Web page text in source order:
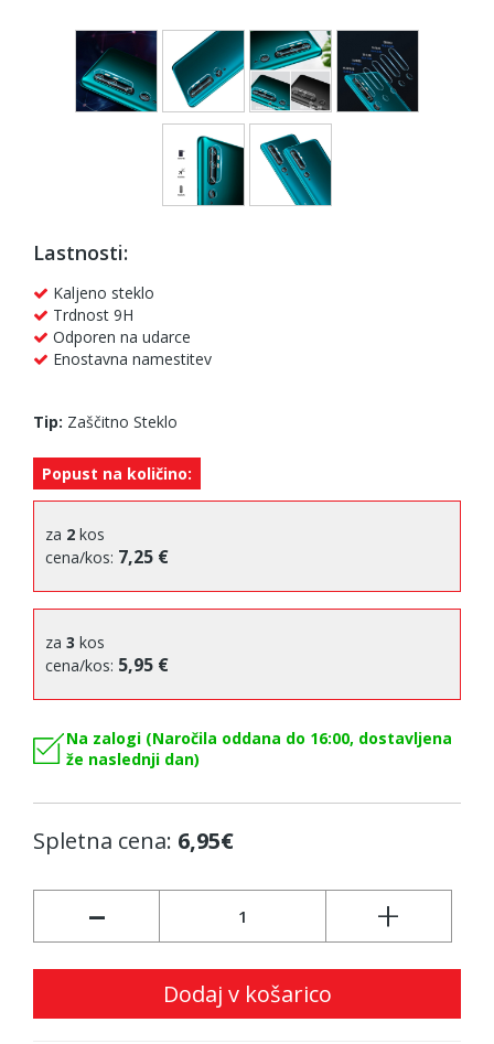
Lastnosti:
Kaljeno steklo
Trdnost 9H
Odporen na udarce
Enostavna namestitev
Tip: Zaščitno Steklo
Popust na količino:
za 2 kos
cena/kos: 7,25 €
za 3 kos
cena/kos: 5,95 €
Na zalogi (Naročila oddana do 16:00, dostavljena
že naslednji dan)
Spletna cena: 6,95€
- +
Dodaj v košarico